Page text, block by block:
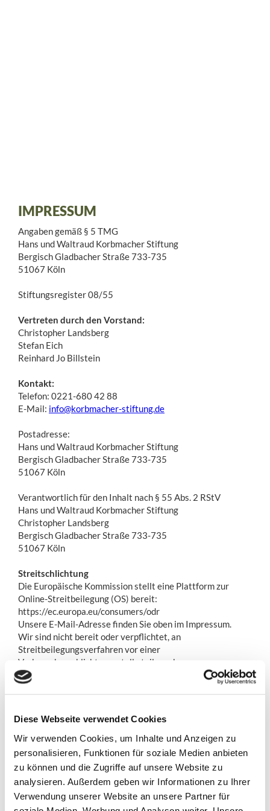
Diese Webseite verwendet Cookies
Wir verwenden Cookies, um Inhalte und Anzeigen zu
personalisieren, Funktionen für soziale Medien anbieten
zu können und die Zugriffe auf unsere Website zu
analysieren. Außerdem geben wir Informationen zu Ihrer
Verwendung unserer Website an unsere Partner für
IMPRESSUM
Angaben gemäß § 5 TMG
Hans und Waltraud Korbmacher Stiftung
Bergisch Gladbacher Straße 733-735
51067 Köln
Stiftungsregister 08/55
Vertreten durch den Vorstand:
Christopher Landsberg
Stefan Eich
Reinhard Jo Billstein
Kontakt:
Telefon: 0221-680 42 88
E-Mail: info@korbmacher-stiftung.de
Postadresse:
Hans und Waltraud Korbmacher Stiftung
Bergisch Gladbacher Straße 733-735
51067 Köln
Verantwortlich für den Inhalt nach § 55 Abs. 2 RStV
Hans und Waltraud Korbmacher Stiftung
Christopher Landsberg
Bergisch Gladbacher Straße 733-735
51067 Köln
Streitschlichtung
Die Europäische Kommission stellt eine Plattform zur
Online-Streitbeilegung (OS) bereit:
https://ec.europa.eu/consumers/odr
Unsere E-Mail-Adresse finden Sie oben im Impressum.
Wir sind nicht bereit oder verpflichtet, an
Streitbeilegungsverfahren vor einer
Verbraucherschlichtungsstelle teilzunehmen.
Haftung für Inhalte
Gesetzen verantwortlich. Nach §§8 bis 10 TMG sind wir als
Diensteanbieter jedoch nicht verpflichtet, übermittelte
oder gespeicherte fremde Informationen zu überwachen
oder nach Umständen zu forschen, die auf eine
rechtswidrige Tätigkeit hinweisen. Verpflichtungen zur
Entfernung oder Sperrung der Nutzung von Informationen
nach den allgemeinen Gesetzen bleiben hiervon unberührt.